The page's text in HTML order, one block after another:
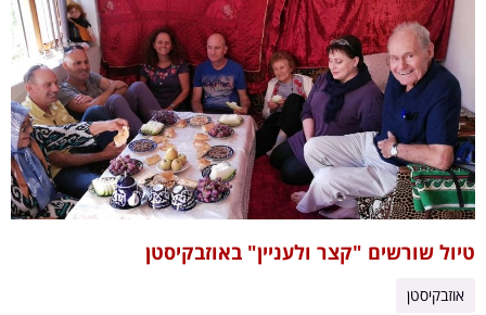
טיול שורשים "קצר ולעניין" באוזבקיסטן
אוזבקיסטן